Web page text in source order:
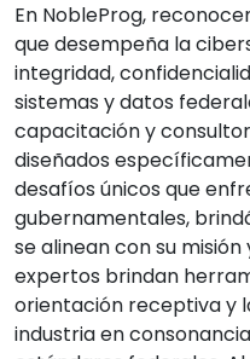
En NobleProg,
que desempeña la
integridad,
sistemas y datos
capacitación y
diseñados
desafíos únicos que
gubernamentales,
se alinean con su
expertos brindan
orientación receptiva y
industria en